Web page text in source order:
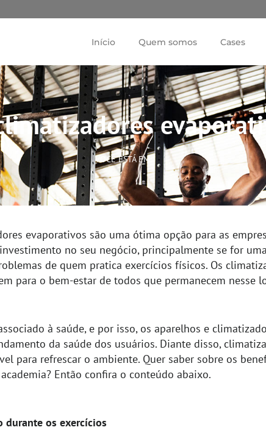
Início Quem somos Cases
VOCÊ ESTÁ EM:
evaporativos são uma ótima opção para as
no seu negócio, principalmente se for
de quem pratica exercícios físicos. Os
para o bem-estar de todos que permanecem nesse
à saúde, e por isso, os aparelhos e
da saúde dos usuários. Diante disso,
para refrescar o ambiente. Quer saber sobre os
Então confira o conteúdo abaixo.
durante os exercícios